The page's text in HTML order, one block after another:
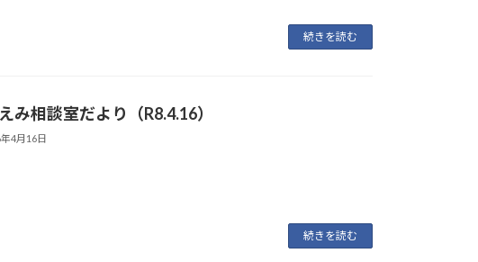
続きを読む
み相談室だより（R8.4.16）
4月16日
続きを読む